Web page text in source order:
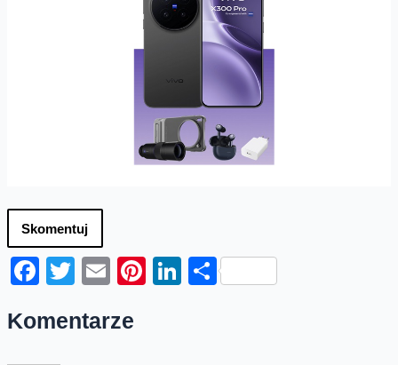
Skomentuj
Facebook
Twitter
EmailPinterest
LinkedIn
Share
Komentarze